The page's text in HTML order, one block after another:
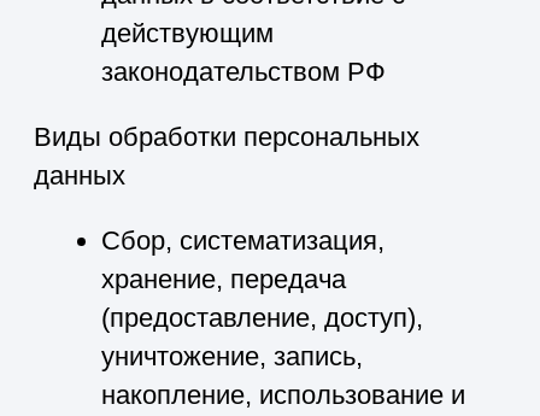
8. Перечень действий, производимых
Оператором с полученными
8.1. Оператор осуществляет сбор,
систематизацию, хранение, передачу
(предоставление, доступ),
использование и обезличивание
персональных данных.
8.2. Оператор осуществляет
автоматизированную обработку
персональных данных с получением
и/или передачей полученной
информации по внутренней сети